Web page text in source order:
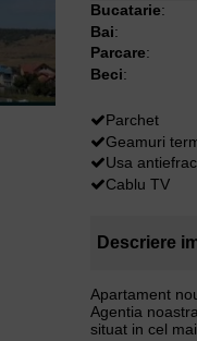
Bucatarie:
Bai:
Parcare:
Beci:
Parchet
Geamuri
Usa
Cablu TV
Descriere
Apartament
Agentia
situat in cel